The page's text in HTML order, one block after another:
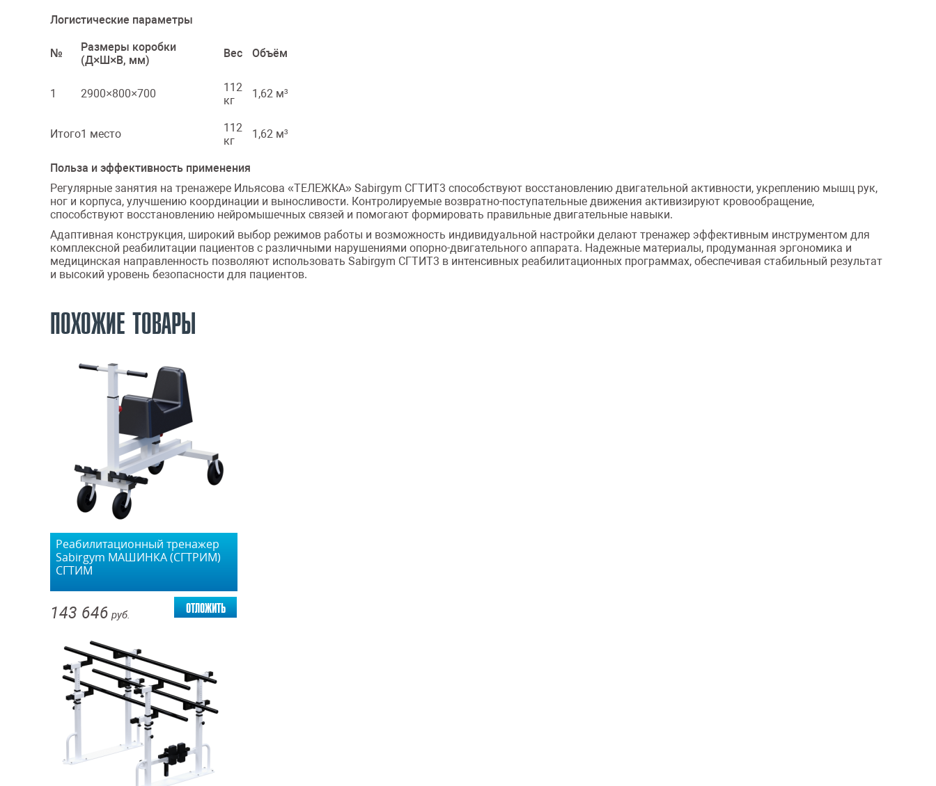
Логистические параметры
№
Размеры коробки
(Д×Ш×В, мм)
Вес Объём
1 2900×800×700
112
кг
1,62 м³
Итого1 место
112
кг
1,62 м³
Польза и эффективность применения
Регулярные занятия на тренажере Ильясова «ТЕЛЕЖКА» Sabirgym СГТИТ3 способствуют восстановлению двигательной активности, укреплению мышц рук,
ног и корпуса, улучшению координации и выносливости. Контролируемые возвратно-поступательные движения активизируют кровообращение,
способствуют восстановлению нейромышечных связей и помогают формировать правильные двигательные навыки.
Адаптивная конструкция, широкий выбор режимов работы и возможность индивидуальной настройки делают тренажер эффективным инструментом для
комплексной реабилитации пациентов с различными нарушениями опорно-двигательного аппарата. Надежные материалы, продуманная эргономика и
медицинская направленность позволяют использовать Sabirgym СГТИТ3 в интенсивных реабилитационных программах, обеспечивая стабильный результат
и высокий уровень безопасности для пациентов.
ПОХОЖИЕ ТОВАРЫ
Реабилитационный тренажер
Sabirgym МАШИНКА (СГТРИМ)
СГТИМ
143 646 руб. отложить